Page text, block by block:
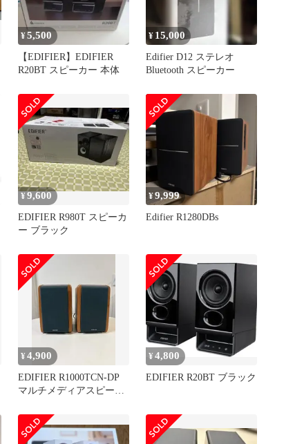
¥5,500
【EDIFIER】EDIFIER
R20BT スピーカー 本体
¥ 15,000
Edifier D12 ステレオ
Bluetooth スピーカー
¥9,600
EDIFIER R980T スピーカ
ー ブラック
¥9,999
Edifier R1280DBs
¥4,900
EDIFIER R1000TCN-DP
マルチメディアスピーカ
¥4,800
EDIFIER R20BT ブラック